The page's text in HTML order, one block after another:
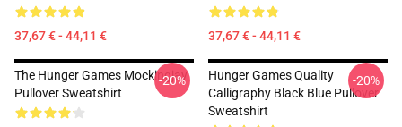
37,67 € - 44,11 € 37,67 € - 44,11 €
The Hunger Games Mockingjay
Pullover Sweatshirt
-20%
Hunger Games Quality
Calligraphy Black Blue Pullover
Sweatshirt
-20%